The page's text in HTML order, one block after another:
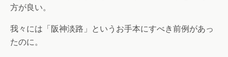
方が良い。
我々には「阪神淡路」というお手本にすべき前例があっ
たのに。